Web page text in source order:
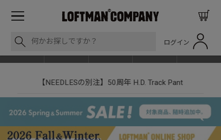
ログイン
【NEEDLESの別注】50周年 H.D. Track Pant